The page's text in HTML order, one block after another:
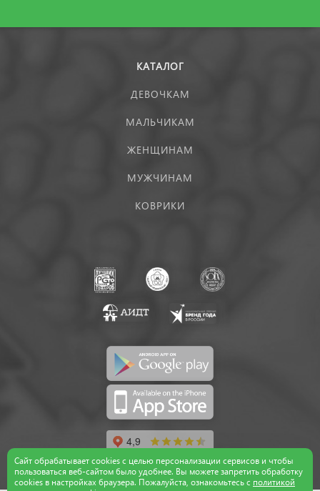
КАТАЛОГ
ДЕВОЧКАМ
МАЛЬЧИКАМ
ЖЕНЩИНАМ
МУЖЧИНАМ
КОВРИКИ
Сайт обрабатывает cookies с целью персонализации сервисов и чтобы
пользоваться веб-сайтом было удобнее. Вы можете запретить обработку
сookies в настройках браузера. Пожалуйста, ознакомьтесь с политикой